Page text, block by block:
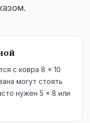
или стола.
с ковра 8 × 10
могут стоять
нужен 5 × 8 или